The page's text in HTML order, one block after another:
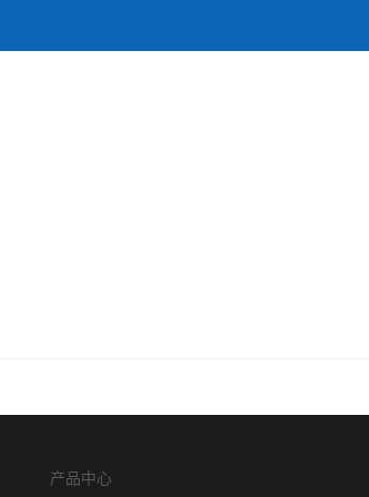
产品中心